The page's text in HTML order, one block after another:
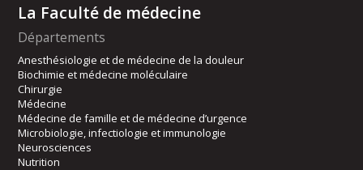
La Faculté de médecine
Départements
Anesthésiologie et de médecine de la douleur
Biochimie et médecine moléculaire
Chirurgie
Médecine
Médecine de famille et de médecine d’urgence
Microbiologie, infectiologie et immunologie
Neurosciences
Nutrition